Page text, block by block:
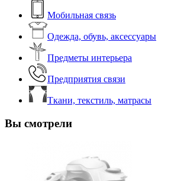
Мобильная связь
Одежда, обувь, аксессуары
Предметы интерьера
Предприятия связи
Ткани, текстиль, матрасы
Вы смотрели